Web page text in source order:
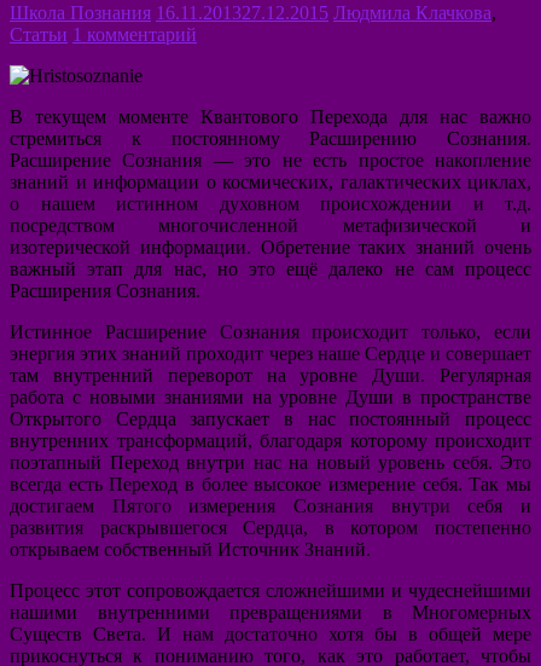
Школа Познания 16.11.201327.12.2015 Людмила Клачкова,
Статьи 1 комментарий
В текущем моменте Квантового Перехода для нас важно
стремиться к постоянному Расширению Сознания.
Расширение Сознания — это не есть простое накопление
знаний и информации о космических, галактических циклах,
о нашем истинном духовном происхождении и т.д.
посредством многочисленной метафизической и
изотерической информации. Обретение таких знаний очень
важный этап для нас, но это ещё далеко не сам процесс
Расширения Сознания.
Истинное Расширение Сознания происходит только, если
энергия этих знаний проходит через наше Сердце и совершает
там внутренний переворот на уровне Души. Регулярная
работа с новыми знаниями на уровне Души в пространстве
Открытого Сердца запускает в нас постоянный процесс
внутренних трансформаций, благодаря которому происходит
поэтапный Переход внутри нас на новый уровень себя. Это
всегда есть Переход в более высокое измерение себя. Так мы
достигаем Пятого измерения Сознания внутри себя и
развития раскрывшегося Сердца, в котором постепенно
открываем собственный Источник Знаний.
Процесс этот сопровождается сложнейшими и чудеснейшими
нашими внутренними превращениями в Многомерных
Существ Света. И нам достаточно хотя бы в общей мере
прикоснуться к пониманию того, как это работает, чтобы